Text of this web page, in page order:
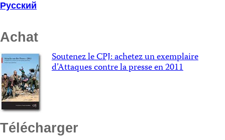
Русский
Achat
Soutenez le CPJ: achetez un exemplaire
d’Attaques contre la presse en 2011
Télécharger